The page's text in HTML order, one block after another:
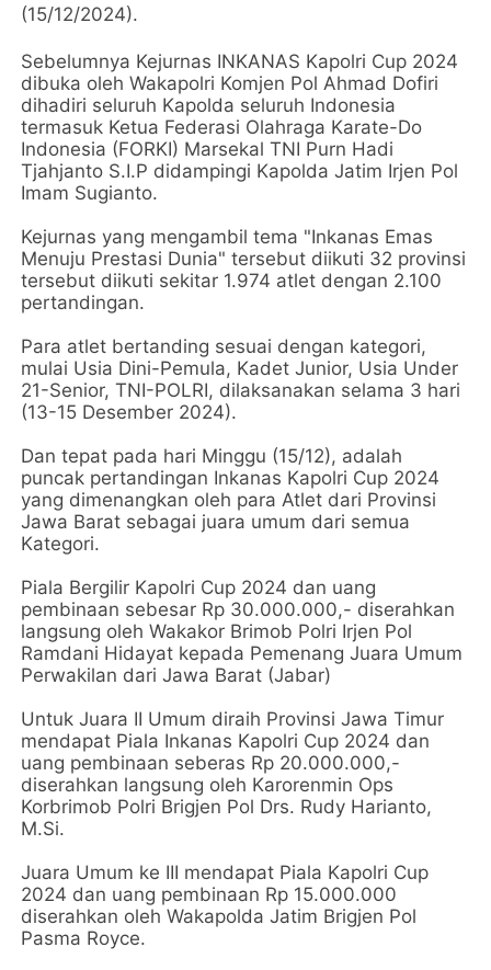
(15/12/2024).
Sebelumnya Kejurnas INKANAS Kapolri Cup 2024
dibuka oleh Wakapolri Komjen Pol Ahmad Dofiri
dihadiri seluruh Kapolda seluruh Indonesia
termasuk Ketua Federasi Olahraga Karate-Do
Indonesia (FORKI) Marsekal TNI Purn Hadi
Tjahjanto S.I.P didampingi Kapolda Jatim Irjen Pol
Imam Sugianto.
Kejurnas yang mengambil tema "Inkanas Emas
Menuju Prestasi Dunia" tersebut diikuti 32 provinsi
tersebut diikuti sekitar 1.974 atlet dengan 2.100
pertandingan.
Para atlet bertanding sesuai dengan kategori,
mulai Usia Dini-Pemula, Kadet Junior, Usia Under
21-Senior, TNI-POLRI, dilaksanakan selama 3 hari
(13-15 Desember 2024).
Dan tepat pada hari Minggu (15/12), adalah
puncak pertandingan Inkanas Kapolri Cup 2024
yang dimenangkan oleh para Atlet dari Provinsi
Jawa Barat sebagai juara umum dari semua
Kategori.
Piala Bergilir Kapolri Cup 2024 dan uang
pembinaan sebesar Rp 30.000.000,- diserahkan
langsung oleh Wakakor Brimob Polri Irjen Pol
Ramdani Hidayat kepada Pemenang Juara Umum
Perwakilan dari Jawa Barat (Jabar)
Untuk Juara II Umum diraih Provinsi Jawa Timur
mendapat Piala Inkanas Kapolri Cup 2024 dan
uang pembinaan seberas Rp 20.000.000,-
diserahkan langsung oleh Karorenmin Ops
Korbrimob Polri Brigjen Pol Drs. Rudy Harianto,
M.Si.
Juara Umum ke III mendapat Piala Kapolri Cup
2024 dan uang pembinaan Rp 15.000.000
diserahkan oleh Wakapolda Jatim Brigjen Pol
Pasma Royce.